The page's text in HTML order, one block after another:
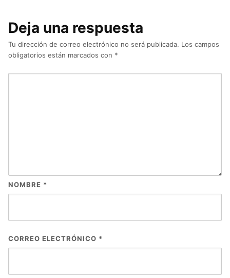
Deja una respuesta
Tu dirección de correo electrónico no será publicada. Los campos
obligatorios están marcados con *
NOMBRE *
CORREO ELECTRÓNICO *